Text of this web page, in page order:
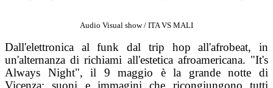
Audio Visual show / ITA VS MALI
Dall'elettronica al funk dal trip hop all'afrobeat, in
un'alternanza di richiami all'estetica afroamericana. "It's
Always Night", il 9 maggio è la grande notte di
Vicenza: suoni e immagini che ricongiungono tutti